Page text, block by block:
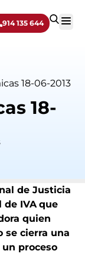
914 135 644
18-06-2013
18-
de Justicia
de IVA que
quien
se cierra una
proceso